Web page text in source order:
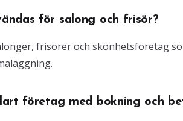
för salong och frisör?
frisörer och skönhetsföretag
företag med bokning och